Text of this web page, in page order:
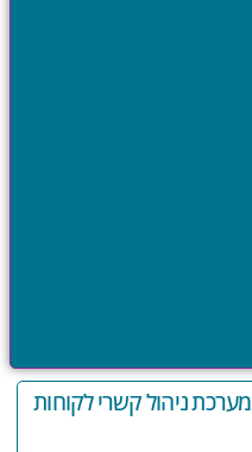
מערכת ניהול קשרי לקוחות